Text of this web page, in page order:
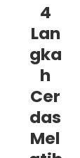
4
Lan
gka
h
Cer
das
Mel